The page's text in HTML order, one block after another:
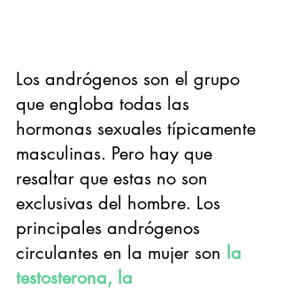
Los andrógenos son el grupo
que engloba todas las
hormonas sexuales típicamente
masculinas. Pero hay que
resaltar que estas no son
exclusivas del hombre. Los
principales andrógenos
circulantes en la mujer son la
testosterona, la